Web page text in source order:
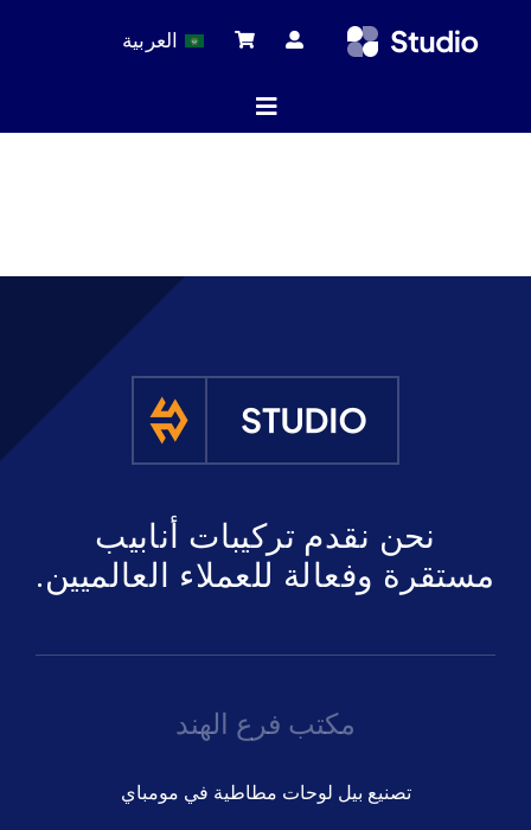
العربية
Toggle
عرض أسعار
نحن نقدم تركيبات أنابيب
مستقرة وفعالة للعملاء العالميين.
مكتب فرع الهند
تصنيع بيل لوحات مطاطية في مومباي